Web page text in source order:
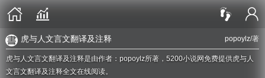
popoylz/著
虎与人文言文翻译及注释
虎与人文言文翻译及注释是由作者：popoylz所著，5200小说网免费提供虎与人
文言文翻译及注释全文在线阅读。